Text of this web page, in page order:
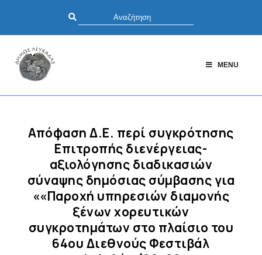
MENU
Απόφαση Δ.Ε. περί συγκρότησης
Επιτροπής διενέργειας-
αξιολόγησης διαδικασιών
σύναψης δημόσιας σύμβασης για
««Παροχή υπηρεσιών διαμονής
ξένων χορευτικών
συγκροτημάτων στο πλαίσιο του
64ου Διεθνούς Φεστιβάλ